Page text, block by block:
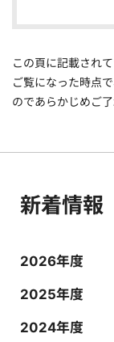
この頁に記載され
ご覧になった時点
のであらかじめご了
新着情報
2026年度
2025年度
2024年度